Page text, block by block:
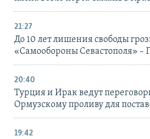
21:27
До 10 лет лишения свободы
«Самообороны Севастополя» –
20:40
Турция и Ирак ведут
Ормузскому проливу для
19:42